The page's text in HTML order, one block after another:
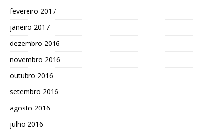
fevereiro 2017
janeiro 2017
dezembro 2016
novembro 2016
outubro 2016
setembro 2016
agosto 2016
julho 2016